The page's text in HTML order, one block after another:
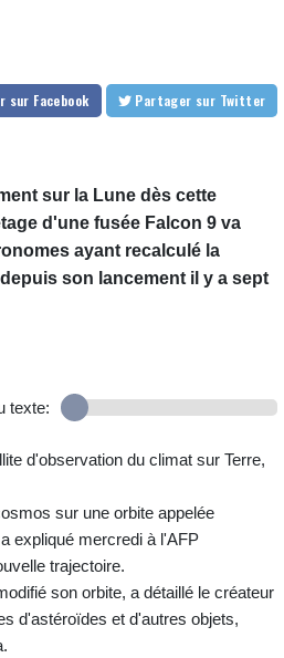
sur Facebook Partager sur Twitter
sur la Lune dès cette
d'une fusée Falcon 9 va
ayant recalculé la
son lancement il y a sept
texte:
d'observation du climat sur Terre,
sur une orbite appelée
expliqué mercredi à l'AFP
trajectoire.
son orbite, a détaillé le créateur
d'astéroïdes et d'autres objets,